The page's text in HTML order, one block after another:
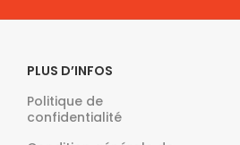
PLUS D’INFOS
Politique de
confidentialité